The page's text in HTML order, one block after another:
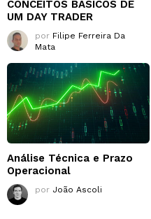
CONCEITOS BASICOS DE
UM DAY TRADER
por Filipe Ferreira Da
Mata
Análise Técnica e Prazo
Operacional
por João Ascoli